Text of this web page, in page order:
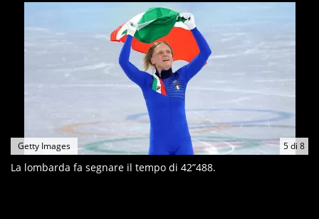
5di 8
Getty Images
La lombarda fa segnare il tempo di 42”488.